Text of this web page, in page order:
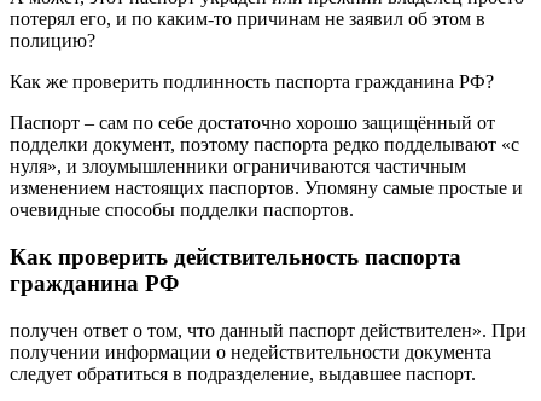
потерял его, и по каким-то причинам не заявил об этом в
полицию?
Как же проверить подлинность паспорта гражданина РФ?
Паспорт – сам по себе достаточно хорошо защищённый от
подделки документ, поэтому паспорта редко подделывают «с
нуля», и злоумышленники ограничиваются частичным
изменением настоящих паспортов. Упомяну самые простые и
очевидные способы подделки паспортов.
Как проверить действительность паспорта
гражданина РФ
получен ответ о том, что данный паспорт действителен». При
получении информации о недействительности документа
следует обратиться в подразделение, выдавшее паспорт.